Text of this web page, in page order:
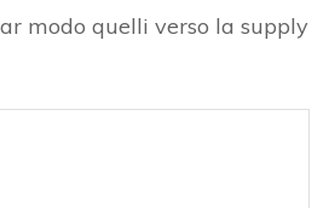
modo quelli verso la supply